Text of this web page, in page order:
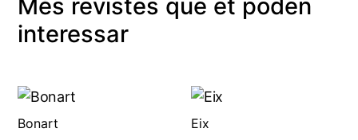
Més revistes que et poden
interessar
Bonart Eix